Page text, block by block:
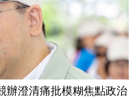
澄清痛批模糊焦點政治